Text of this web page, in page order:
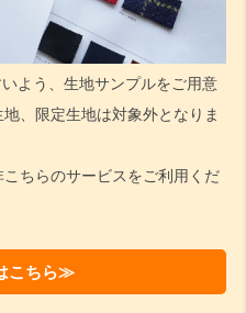
よう、生地サンプルをご用意
、限定生地は対象外となりま
ちらのサービスをご利用くだ
こちら≫